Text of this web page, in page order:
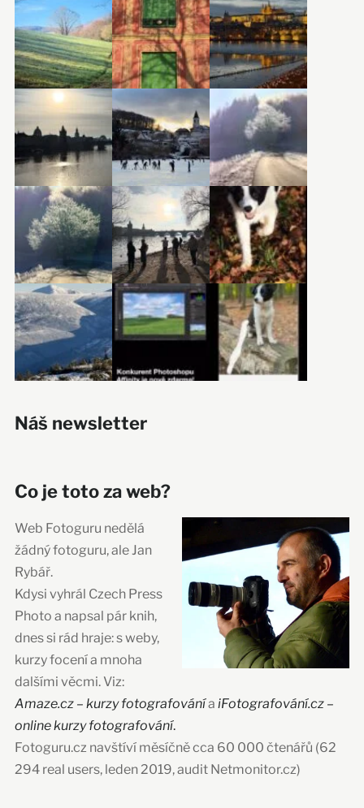
Náš newsletter
Co je toto za web?
Web Fotoguru nedělá
žádný fotoguru, ale Jan
Rybář.
Kdysi vyhrál Czech Press
Photo a napsal pár knih,
dnes si rád hraje: s weby,
kurzy focení a mnoha
dalšími věcmi. Viz:
Amaze.cz – kurzy fotografovánía iFotografování.cz –
online kurzy fotografování.
Fotoguru.cz navštíví měsíčně cca 60 000 čtenářů (62
294 real users, leden 2019, audit Netmonitor.cz)